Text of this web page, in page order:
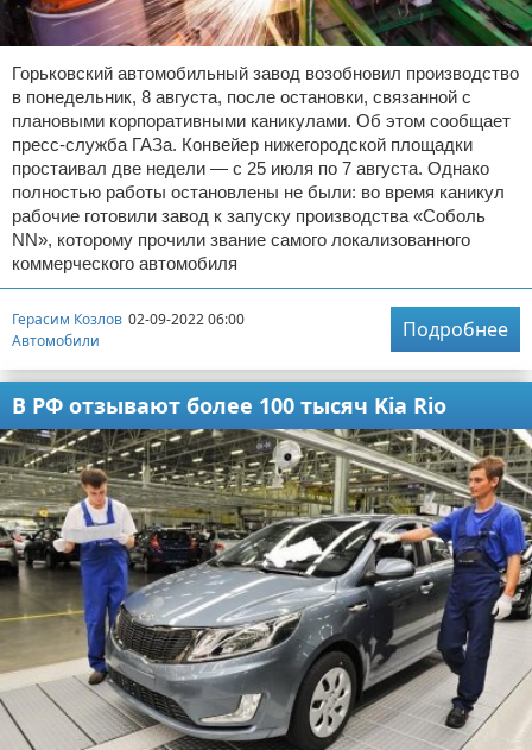
Горьковский автомобильный завод возобновил производство
в понедельник, 8 августа, после остановки, связанной с
плановыми корпоративными каникулами. Об этом сообщает
пресс-служба ГАЗа. Конвейер нижегородской площадки
простаивал две недели — с 25 июля по 7 августа. Однако
полностью работы остановлены не были: во время каникул
рабочие готовили завод к запуску производства «Соболь
NN», которому прочили звание самого локализованного
коммерческого автомобиля
Герасим Козлов 02-09-2022 06:00
Автомобили
Подробнее
В РФ отзывают более 100 тысяч Kia Rio